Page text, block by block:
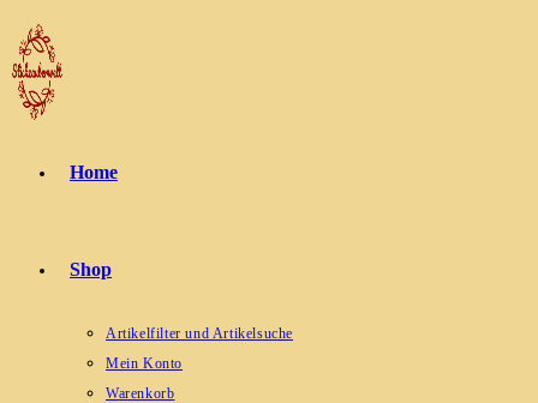
Zum
Inhalt
springen
Home
Shop
Artikelfilter und Artikelsuche
Mein Konto
Warenkorb